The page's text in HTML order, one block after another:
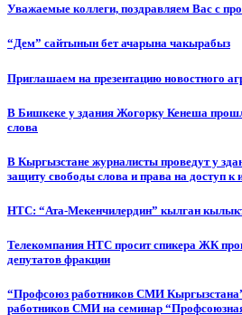
Уважаемые коллеги, поздравляем Вас с
“Дем” сайтынын бет ачарына чакырабыз
Приглашаем на презентацию новостного
В Бишкеке у здания Жогорку Кенеша
слова
В Кыргызстане журналисты проведут у
защиту свободы слова и права на доступ к
НТС: “Ата-Мекенчилердин” кылган
Телекомпания НТС просит спикера ЖК
депутатов фракции
“Профсоюз работников СМИ
работников СМИ на семинар